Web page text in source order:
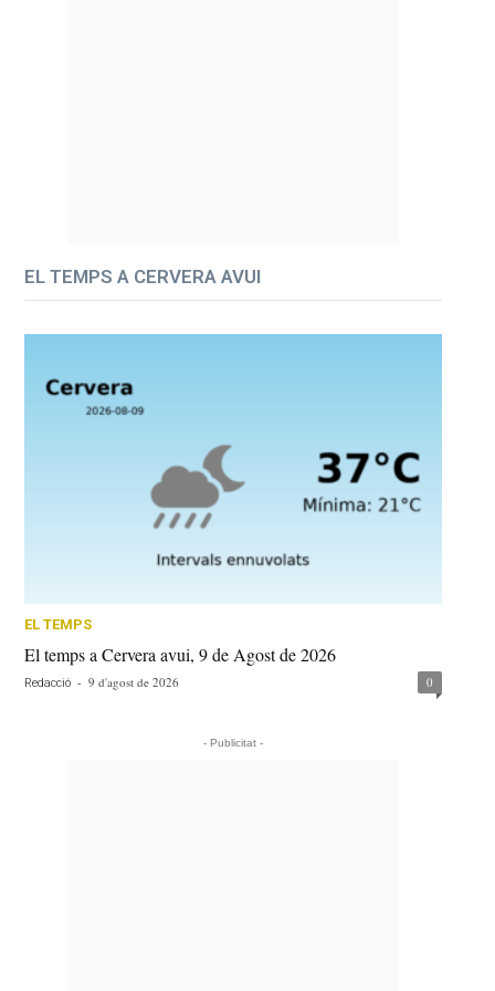
EL TEMPS A CERVERA AVUI
EL TEMPS
El temps a Cervera avui, 9 de Agost de 2026
Redacció - 9 d'agost de 2026 0
- Publicitat -